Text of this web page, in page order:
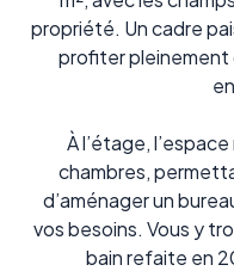
propriété. Un cadre
profiter pleinement
À l’étage,
chambres,
d’aménager un
vos besoins. Vous y
bain refaite en